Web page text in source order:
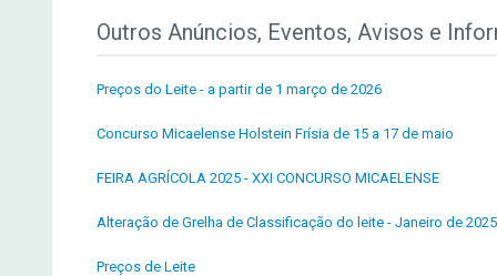
Outros Anúncios, Eventos, Avisos e
Preços do Leite - a partir de 1 março de 2026
Concurso Micaelense Holstein Frísia de 15 a 17 de maio
FEIRA AGRÍCOLA 2025 - XXI CONCURSO MICAELENSE
Alteração de Grelha de Classificação do leite - Janeiro de 2025
Preços de Leite